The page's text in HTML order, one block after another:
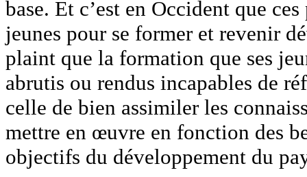
base. Et c’est en Occident que
jeunes pour se former et revenir
plaint que la formation que ses
abrutis ou rendus incapables de
celle de bien assimiler les
mettre en œuvre en fonction des
objectifs du développement du